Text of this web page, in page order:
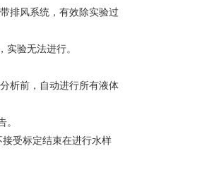
排风系统，有效除实验过
验无法进行。
析前，自动进行所有液体
受标定结束在进行水样